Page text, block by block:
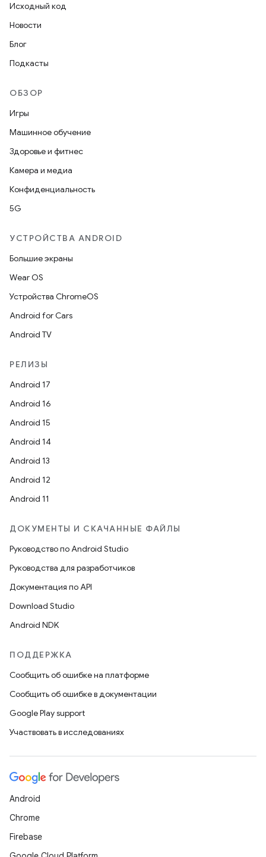
Исходный код
Новости
Блог
Подкасты
ОБЗОР
Игры
Машинное обучение
Здоровье и фитнес
Камера и медиа
Конфиденциальность
5G
УСТРОЙСТВА ANDROID
Большие экраны
Wear OS
Устройства ChromeOS
Android for Cars
Android TV
РЕЛИЗЫ
Android 17
Android 16
Android 15
Android 14
Android 13
Android 12
Android 11
ДОКУМЕНТЫ И СКАЧАННЫЕ ФАЙЛЫ
Руководство по Android Studio
Руководства для разработчиков
Документация по API
Download Studio
Android NDK
ПОДДЕРЖКА
Сообщить об ошибке на платформе
Сообщить об ошибке в документации
Google Play support
Участвовать в исследованиях
Android
Chrome
Firebase